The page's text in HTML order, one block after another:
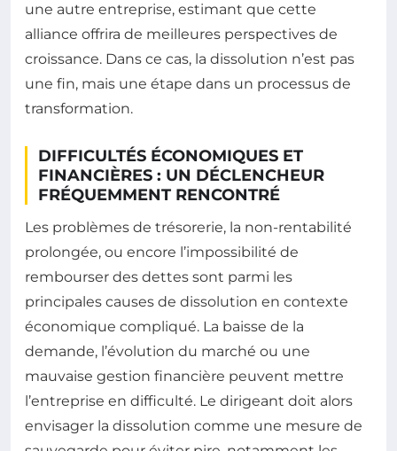
une autre entreprise, estimant que cette
alliance offrira de meilleures perspectives de
croissance. Dans ce cas, la dissolution n’est pas
une fin, mais une étape dans un processus de
transformation.
DIFFICULTÉS ÉCONOMIQUES ET
FINANCIÈRES : UN DÉCLENCHEUR
FRÉQUEMMENT RENCONTRÉ
Les problèmes de trésorerie, la non-rentabilité
prolongée, ou encore l’impossibilité de
rembourser des dettes sont parmi les
principales causes de dissolution en contexte
économique compliqué. La baisse de la
demande, l’évolution du marché ou une
mauvaise gestion financière peuvent mettre
l’entreprise en difficulté. Le dirigeant doit alors
envisager la dissolution comme une mesure de